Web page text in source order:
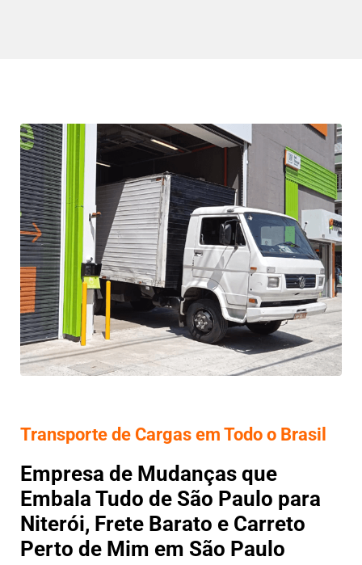
Transporte de Cargas em Todo o Brasil
Empresa de Mudanças que
Embala Tudo de São Paulo para
Niterói, Frete Barato e Carreto
Perto de Mim em São Paulo